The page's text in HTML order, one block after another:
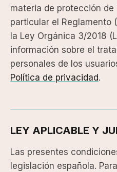
materia de protección de
particular el Reglamento
la Ley Orgánica 3/2018
información sobre el
personales de los
Política de privacidad.
LEY APLICABLE Y
Las presentes
legislación española.